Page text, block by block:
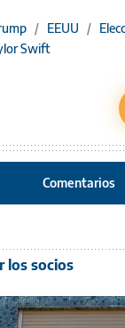
/ EEUU /
Swift
Comentarios
los socios